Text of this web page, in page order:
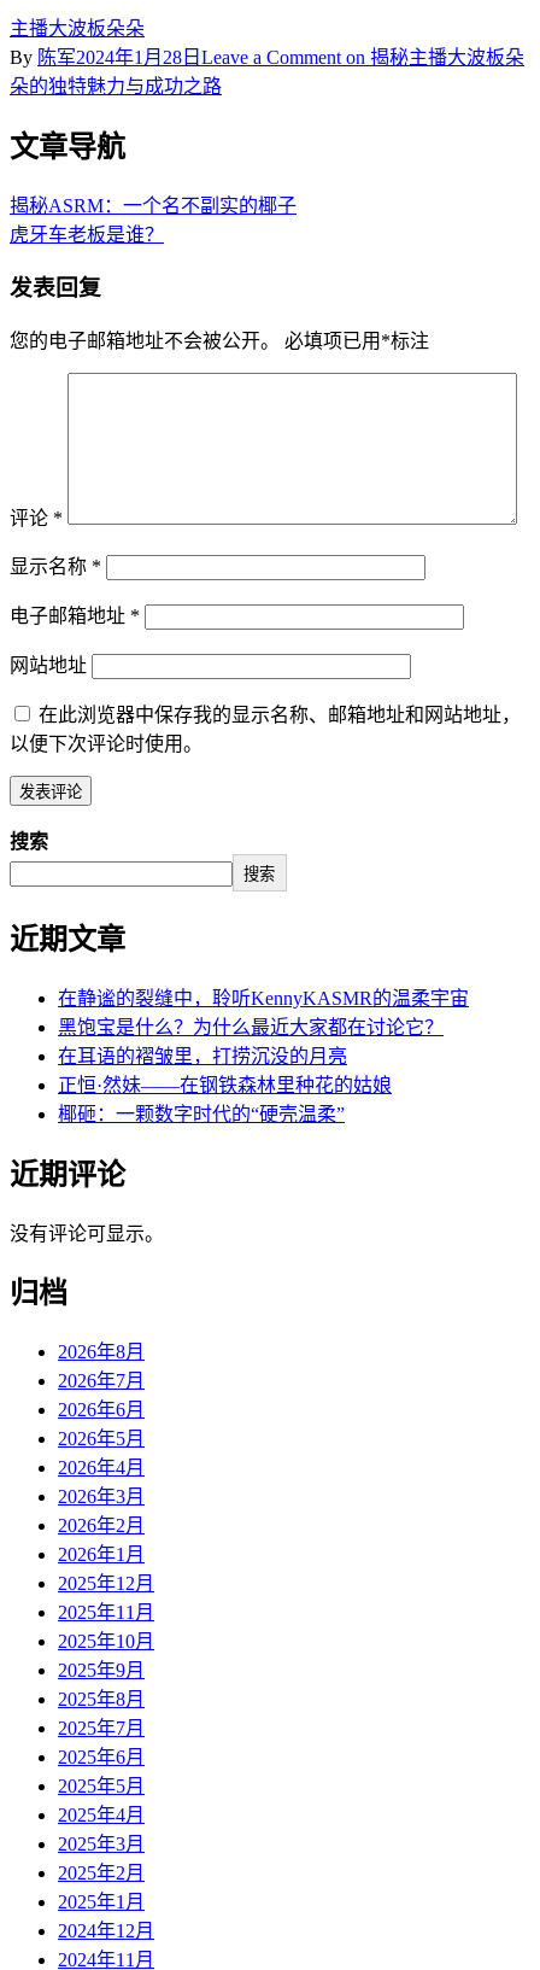
主播大波板朵朵
By 陈军2024年1月28日 Leave a Comment on 揭秘主播大波板朵
朵的独特魅力与成功之路
文章导航
揭秘ASRM：一个名不副实的椰子
虎牙车老板是谁？
发表回复
您的电子邮箱地址不会被公开。 必填项已用 *标注
评论 *
显示名称 *
电子邮箱地址 *
网站地址
在此浏览器中保存我的显示名称、邮箱地址和网站地址，
以便下次评论时使用。
搜索
搜索
近期文章
在静谧的裂缝中，聆听KennyKASMR的温柔宇宙
黑饱宝是什么？为什么最近大家都在讨论它？
在耳语的褶皱里，打捞沉没的月亮
正恒·然妹——在钢铁森林里种花的姑娘
椰砸：一颗数字时代的“硬壳温柔”
近期评论
没有评论可显示。
归档
2026年8月
2026年7月
2026年6月
2026年5月
2026年4月
2026年3月
2026年2月
2026年1月
2025年12月
2025年11月
2025年10月
2025年9月
2025年8月
2025年7月
2025年6月
2025年5月
2025年4月
2025年3月
2025年2月
2025年1月
2024年12月
2024年11月